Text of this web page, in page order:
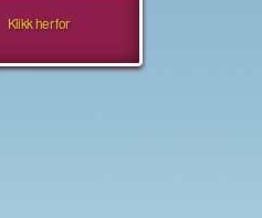
Klikk her for